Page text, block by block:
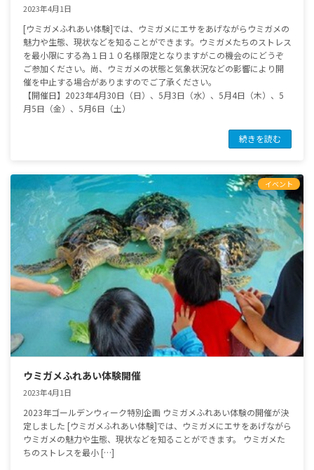
2023年4月1日
[ウミガメふれあい体験]では、ウミガメにエサをあげながらウミガメの
魅力や生態、現状などを知ることができます。ウミガメたちのストレス
を最小限にする為１日１０名様限定となりますがこの機会のにどうぞ
ご参加ください。尚、ウミガメの状態と気象状況などの影響により開
催を中止する場合がありますのでご了承ください。
【開催日】2023年4月30日（日）、5月3日（水）、5月4日（木）、5
月5日（金）、5月6日（土）
続きを読む
イベント
ウミガメふれあい体験開催
2023年4月1日
2023年ゴールデンウィーク特別企画 ウミガメふれあい体験の開催が決
定しました [ウミガメふれあい体験]では、ウミガメにエサをあげながら
ウミガメの魅力や生態、現状などを知ることができます。 ウミガメた
ちのストレスを最小 […]